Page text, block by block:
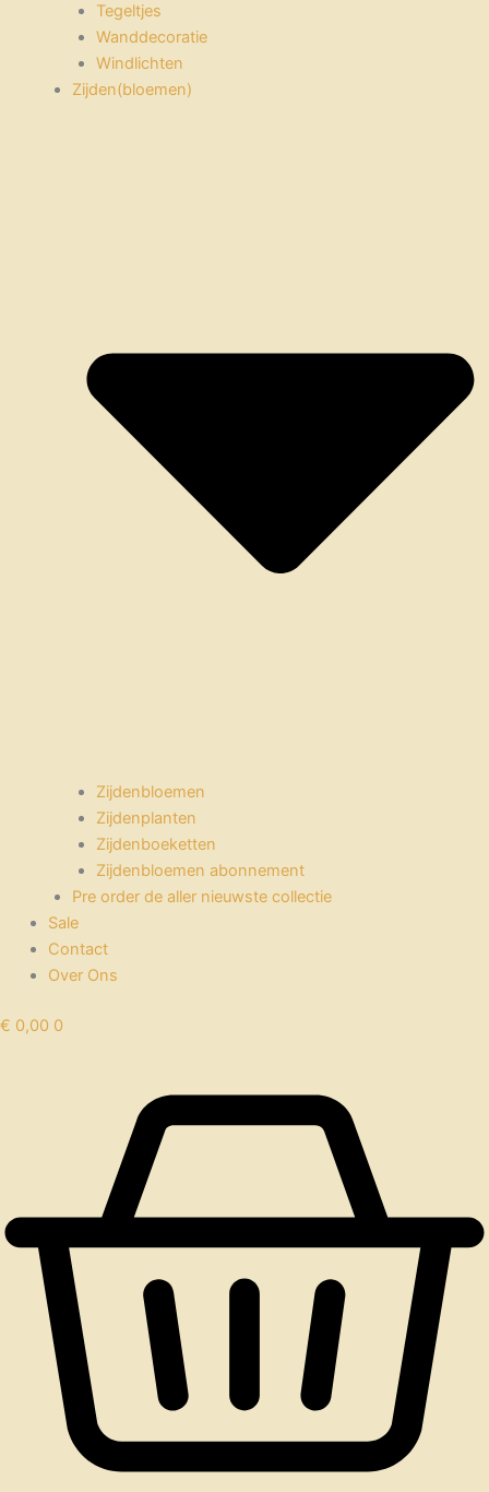
Tegeltjes
Wanddecoratie
Windlichten
Zijden(bloemen)
Zijdenbloemen
Zijdenplanten
Zijdenboeketten
Zijdenbloemen abonnement
Pre order de aller nieuwste collectie
Sale
Contact
Over Ons
€ 0,00 0